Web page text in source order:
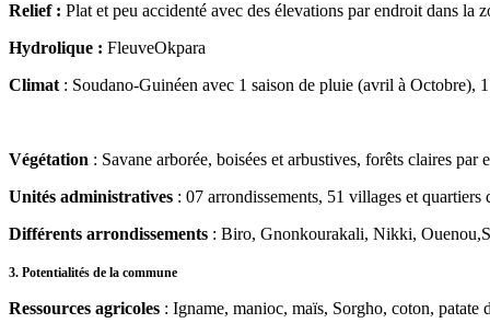
Relief : Plat et peu accidenté avec des élevations par endroit dans la
Hydrolique : FleuveOkpara
Climat : Soudano-Guinéen avec 1 saison de pluie (avril à Octobre),
Végétation : Savane arborée, boisées et arbustives, forêts claires par
Unités administratives : 07 arrondissements, 51 villages et quartiers
Différents arrondissements : Biro, Gnonkourakali, Nikki,
3. Potentialités de la commune
Ressources agricoles : Igname, manioc, maïs, Sorgho, coton, patate